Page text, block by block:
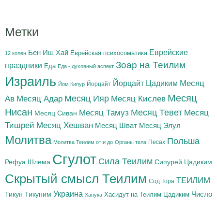
Метки
12 колен Бен Иш Хай Еврейская психосоматика Еврейские
праздники Еда Еда - духовный аспект Зоар на Теилим
Израиль Йом Кипур Йорцайт Йорцайт Цадиким Месяц
Ав Месяц Адар Месяц Ияр Месяц Кислев Месяц
Нисан Месяц Сиван Месяц Тамуз Месяц Тевет Месяц
Тишрей Месяц Хешван Месяц Шват Месяц Элул
Молитва Молитва Теилим от и до Органы тела Песах Польша
Рефуа Шлема Сгулот Сила Теилим Сипурей Цадиким
Скрытый смысл Теилим Сод Тора ТЕИЛИМ
Тикун Тикуним Украина Ханука Хасидут на Теилим Цадиким Число